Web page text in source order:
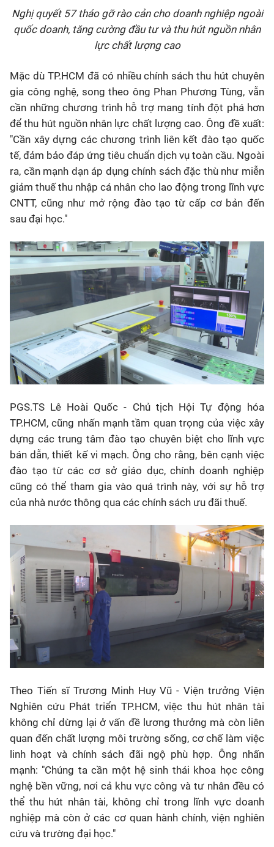
Nghị quyết 57 tháo gỡ rào cản cho doanh nghiệp ngoài
quốc doanh, tăng cường đầu tư và thu hút nguồn nhân
lực chất lượng cao
Mặc dù TP.HCM đã có nhiều chính sách thu hút chuyên
gia công nghệ, song theo ông Phan Phương Tùng, vẫn
cần những chương trình hỗ trợ mang tính đột phá hơn
để thu hút nguồn nhân lực chất lượng cao. Ông đề xuất:
"Cần xây dựng các chương trình liên kết đào tạo quốc
tế, đảm bảo đáp ứng tiêu chuẩn dịch vụ toàn cầu. Ngoài
ra, cần mạnh dạn áp dụng chính sách đặc thù như miễn
giảm thuế thu nhập cá nhân cho lao động trong lĩnh vực
CNTT, cũng như mở rộng đào tạo từ cấp cơ bản đến
sau đại học."
PGS.TS Lê Hoài Quốc - Chủ tịch Hội Tự động hóa
TP.HCM, cũng nhấn mạnh tầm quan trọng của việc xây
dựng các trung tâm đào tạo chuyên biệt cho lĩnh vực
bán dẫn, thiết kế vi mạch. Ông cho rằng, bên cạnh việc
đào tạo từ các cơ sở giáo dục, chính doanh nghiệp
cũng có thể tham gia vào quá trình này, với sự hỗ trợ
của nhà nước thông qua các chính sách ưu đãi thuế.
Theo Tiến sĩ Trương Minh Huy Vũ - Viện trưởng Viện
Nghiên cứu Phát triển TP.HCM, việc thu hút nhân tài
không chỉ dừng lại ở vấn đề lương thưởng mà còn liên
quan đến chất lượng môi trường sống, cơ chế làm việc
linh hoạt và chính sách đãi ngộ phù hợp. Ông nhấn
mạnh: "Chúng ta cần một hệ sinh thái khoa học công
nghệ bền vững, nơi cả khu vực công và tư nhân đều có
thể thu hút nhân tài, không chỉ trong lĩnh vực doanh
nghiệp mà còn ở các cơ quan hành chính, viện nghiên
cứu và trường đại học."